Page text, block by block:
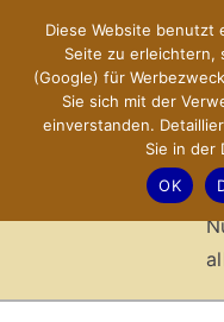
springen
Diese Website benutzt
Seite zu erleichtern,
(Google) für
Sie sich mit der
einverstanden.
Sie in der
OK